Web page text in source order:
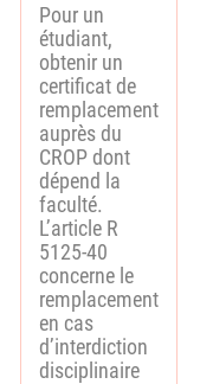
Pour un
étudiant,
obtenir un
certificat de
remplacement
auprès du
CROP dont
dépend la
faculté.
L’article R
5125-40
concerne le
remplacement
en cas
d’interdiction
disciplinaire